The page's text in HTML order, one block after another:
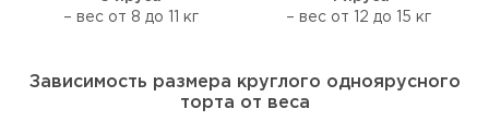
– вес от 8 до 11 кг
– вес от 12 до 15 кг
Зависимость размера круглого одноярусного
торта от веса